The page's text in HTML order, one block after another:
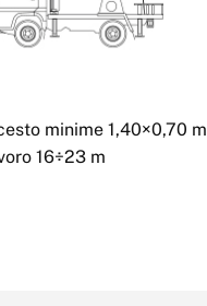
minime 1,40×0,70 m
16÷23 m